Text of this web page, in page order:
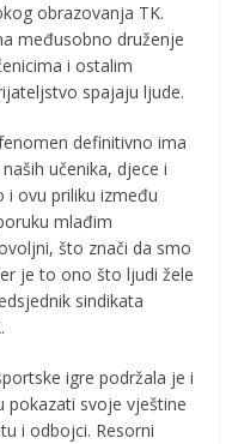
obrazovanja TK.
međusobno druženje
i ostalim
spajaju ljude.
definitivno ima
učenika, djece i
i ovu priliku između
mlađim
što znači da smo
je to ono što ljudi žele
sindikata
igre podržala je i
pokazati svoje vještine
i odbojci. Resorni